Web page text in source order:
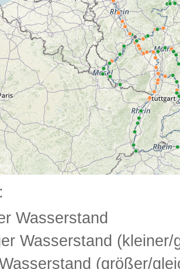
Wasserstand
Wasserstand (kleiner/
(größer/